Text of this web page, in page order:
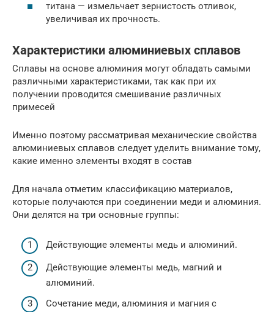
титана — измельчает зернистость отливок,
увеличивая их прочность.
Характеристики алюминиевых сплавов
Сплавы на основе алюминия могут обладать самыми
различными характеристиками, так как при их
получении проводится смешивание различных
примесей
Именно поэтому рассматривая механические свойства
алюминиевых сплавов следует уделить внимание тому,
какие именно элементы входят в состав
Для начала отметим классификацию материалов,
которые получаются при соединении меди и алюминия.
Они делятся на три основные группы:
Действующие элементы медь и алюминий.
Действующие элементы медь, магний и
алюминий.
Сочетание меди, алюминия и магния с